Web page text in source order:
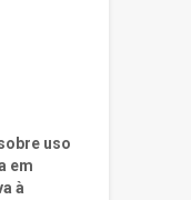
uso
em
à